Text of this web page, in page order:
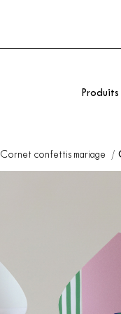
Produits
Cornet confettis mariage